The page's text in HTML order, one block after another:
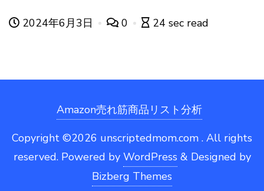
2024年6月3日 0 24 sec read
Amazon売れ筋商品リスト分析
Copyright ©2026 unscriptedmom.com . All rights
reserved. Powered by WordPress & Designed by
Bizberg Themes